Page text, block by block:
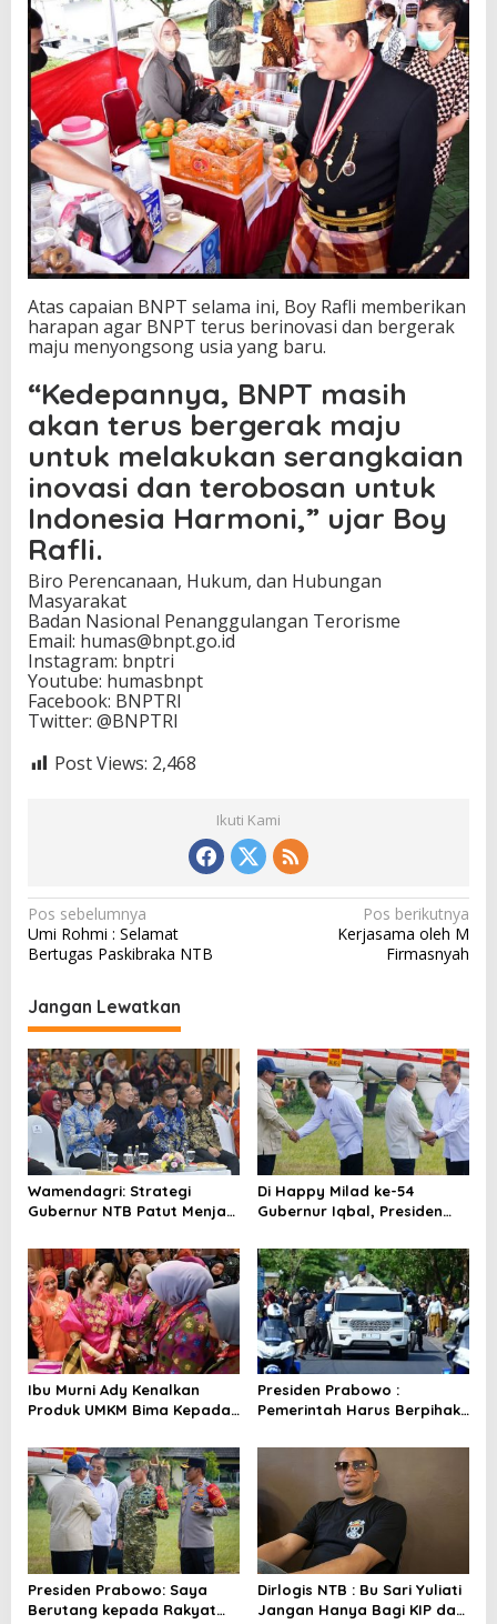
Atas capaian BNPT selama ini, Boy Rafli memberikan
harapan agar BNPT terus berinovasi dan bergerak
maju menyongsong usia yang baru.
“Kedepannya, BNPT masih
akan terus bergerak maju
untuk melakukan serangkaian
inovasi dan terobosan untuk
Indonesia Harmoni,” ujar Boy
Rafli.
Biro Perencanaan, Hukum, dan Hubungan
Masyarakat
Badan Nasional Penanggulangan Terorisme
Email: humas@bnpt.go.id
Instagram: bnptri
Youtube: humasbnpt
Facebook: BNPTRI
Twitter: @BNPTRI
Post Views: 2,468
Ikuti Kami
N
a
i
g
a
s
i
p
o
s
Pos sebelumnya
Umi Rohmi : Selamat
Bertugas Paskibraka NTB
Pos berikutnya
Kerjasama oleh M
Firmasnyah
Jangan Lewatkan
Wamendagri: Strategi
Gubernur NTB Patut Menjadi
Indonesia
Di Happy Milad ke-54
Gubernur Iqbal, Presiden
Ibu Murni Ady Kenalkan
Produk UMKM Bima Kepada
Presiden Prabowo :
Pemerintah Harus Berpihak
Presiden Prabowo: Saya
Berutang kepada Rakyat
Dirlogis NTB : Bu Sari Yuliati
Jangan Hanya Bagi KIP dan